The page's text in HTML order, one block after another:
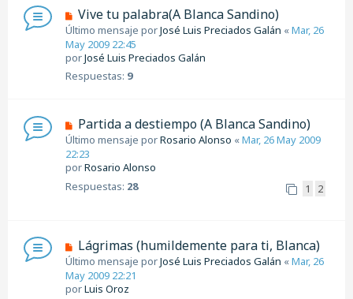
Vive tu palabra(A Blanca Sandino)
Último mensaje porJosé Luis Preciados Galán «Mar, 26
May 2009 22:45
porJosé Luis Preciados Galán
Respuestas: 9
Partida a destiempo (A Blanca Sandino)
Último mensaje porRosario Alonso «Mar, 26 May 2009
22:23
porRosario Alonso
Respuestas: 28 1 2
Lágrimas (humildemente para ti, Blanca)
Último mensaje porJosé Luis Preciados Galán «Mar, 26
May 2009 22:21
porLuis Oroz